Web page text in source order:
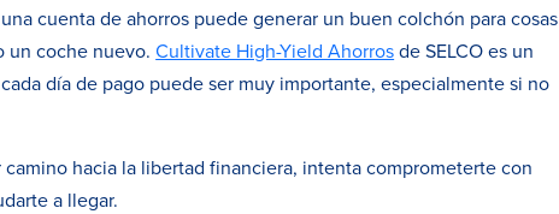
cuenta de ahorros puede generar un buen colchón para cosas
un coche nuevo.Cultivate High-Yield Ahorrosde SELCO es un
día de pago puede ser muy importante, especialmente si no
hacia la libertad financiera, intenta comprometerte con
a llegar.